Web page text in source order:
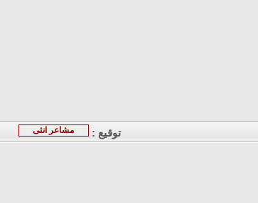
توقيع : مشاعر انثى